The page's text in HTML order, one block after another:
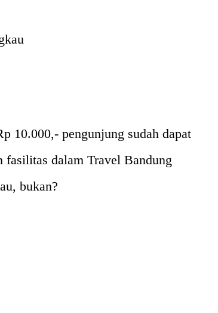
10.000,- pengunjung sudah dapat
fasilitas dalam Travel Bandung
bukan?